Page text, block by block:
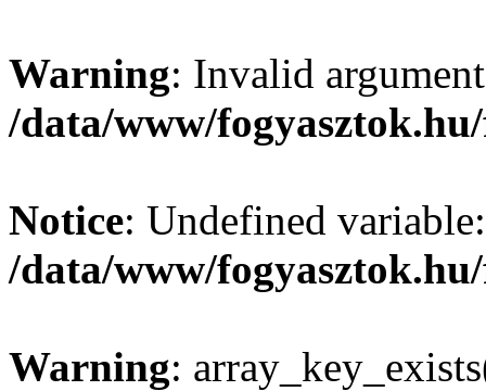
Warning: Invalid
/data/www/
Notice: Undefined
/data/www/
Warning: